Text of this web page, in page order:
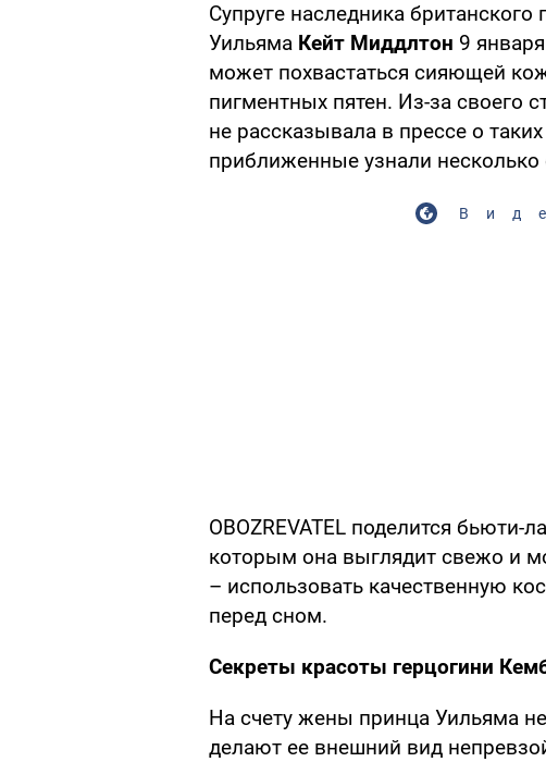
Супруге наследника
Уильяма Кейт Миддлтон 9
может похвастаться сияющей
пигментных пятен. Из-за своего
не рассказывала в прессе о
приближенные узнали несколько
OBOZREVATEL поделится бьюти-
которым она выглядит свежо и
– использовать качественную
перед сном.
Секреты красоты герцогини
На счету жены принца Уильяма
делают ее внешний вид